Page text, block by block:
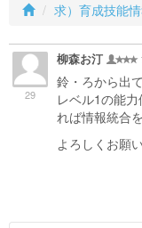
求）育成技能
29
柳森お汀
鈴・ろから出
レベル1の能
れば情報統合
よろしくお願